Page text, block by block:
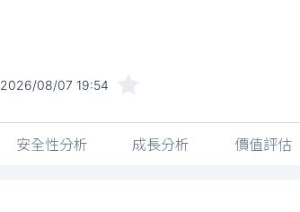
2026/08/07 19:54
安全性分析 成長分析 價值評估